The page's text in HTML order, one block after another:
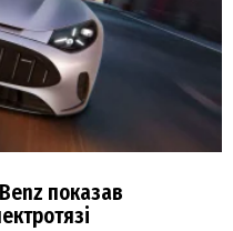
показав